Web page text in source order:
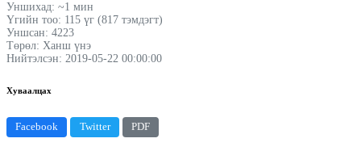
Уншихад: ~1 мин
Үгийн тоо: 115 үг (817 тэмдэгт)
Уншсан: 4223
Төрөл: Ханш үнэ
Нийтэлсэн: 2019-05-22 00:00:00
Хуваалцах
Facebook Twitter PDF